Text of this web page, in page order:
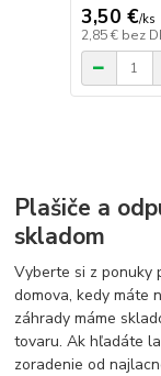
3,50 €/ks
2,85 € bez
Plašiče a
skladom
Vyberte si z ponuky
domova, kedy máte
záhrady máme
tovaru. Ak hľadáte
zoradenie od